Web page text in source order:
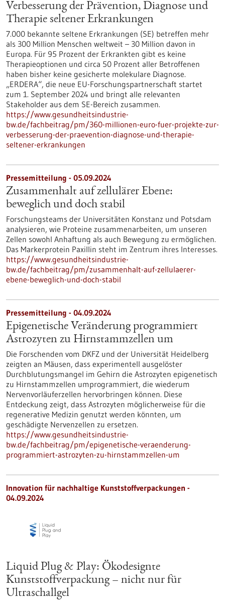
Verbesserung der Prävention, Diagnose und
Therapie seltener Erkrankungen
7.000 bekannte seltene Erkrankungen (SE) betreffen mehr
als 300 Million Menschen weltweit – 30 Million davon in
Europa. Für 95 Prozent der Erkrankten gibt es keine
Therapieoptionen und circa 50 Prozent aller Betroffenen
haben bisher keine gesicherte molekulare Diagnose.
„ERDERA“, die neue EU-Forschungspartnerschaft startet
zum 1. September 2024 und bringt alle relevanten
Stakeholder aus dem SE-Bereich zusammen.
https://www.gesundheitsindustrie-
bw.de/fachbeitrag/pm/360-millionen-euro-fuer-projekte-zur-
verbesserung-der-praevention-diagnose-und-therapie-
seltener-erkrankungen
Pressemitteilung - 05.09.2024
Zusammenhalt auf zellulärer Ebene:
beweglich und doch stabil
Forschungsteams der Universitäten Konstanz und Potsdam
analysieren, wie Proteine zusammenarbeiten, um unseren
Zellen sowohl Anhaftung als auch Bewegung zu ermöglichen.
Das Markerprotein Paxillin steht im Zentrum ihres Interesses.
https://www.gesundheitsindustrie-
bw.de/fachbeitrag/pm/zusammenhalt-auf-zellulaerer-
ebene-beweglich-und-doch-stabil
Pressemitteilung - 04.09.2024
Epigenetische Veränderung programmiert
Astrozyten zu Hirnstammzellen um
Die Forschenden vom DKFZ und der Universität Heidelberg
zeigten an Mäusen, dass experimentell ausgelöster
Durchblutungsmangel im Gehirn die Astrozyten epigenetisch
zu Hirnstammzellen umprogrammiert, die wiederum
Nervenvorläuferzellen hervorbringen können. Diese
Entdeckung zeigt, dass Astrozyten möglicherweise für die
regenerative Medizin genutzt werden könnten, um
geschädigte Nervenzellen zu ersetzen.
https://www.gesundheitsindustrie-
bw.de/fachbeitrag/pm/epigenetische-veraenderung-
programmiert-astrozyten-zu-hirnstammzellen-um
Innovation für nachhaltige Kunststoffverpackungen -
04.09.2024
Liquid Plug & Play: Ökodesignte
Kunststoffverpackung – nicht nur für
Ultraschallgel